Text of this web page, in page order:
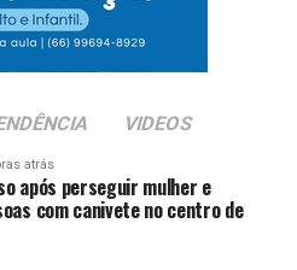
VIDEOS
atrás
após perseguir mulher e
com canivete no centro de